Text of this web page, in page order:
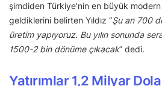
şimdiden Türkiye’nin en büyük modern
geldiklerini belirten Yıldız “Şu an 700
üretim yapıyoruz. Bu yılın sonunda
1500-2 bin dönüme çıkacak” dedi.
Yatırımlar 1,2 Milyar